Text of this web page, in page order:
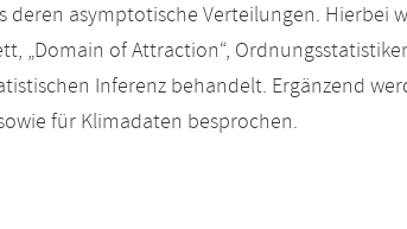
deren asymptotische Verteilungen. Hierbei
„Domain of Attraction“,
Inferenz behandelt. Ergänzend
für Klimadaten besprochen.